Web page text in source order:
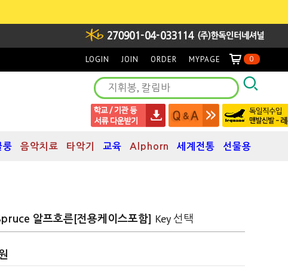
LOGIN JOIN ORDER MYPAGE 0
룽 음악치료 타악기 교육 Alphorn 세계전통 선물용
알프호른[전용케이스포함] Key 선택